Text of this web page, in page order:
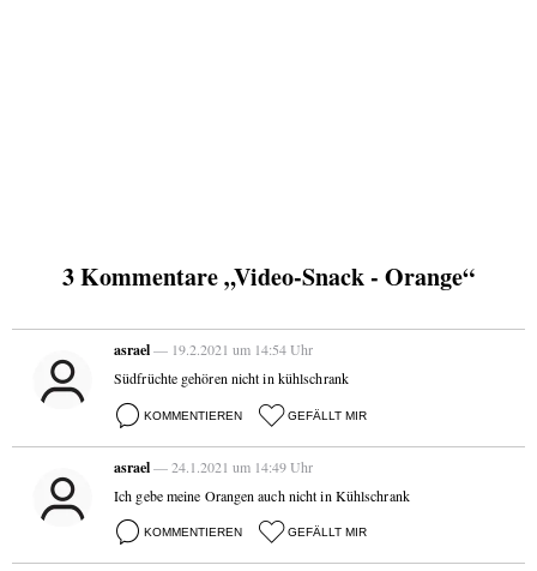
3 Kommentare „Video-Snack - Orange“
asrael— 19.2.2021 um 14:54 Uhr
Südfrüchte gehören nicht in kühlschrank
KOMMENTIEREN GEFÄLLT MIR
asrael— 24.1.2021 um 14:49 Uhr
Ich gebe meine Orangen auch nicht in Kühlschrank
KOMMENTIEREN GEFÄLLT MIR